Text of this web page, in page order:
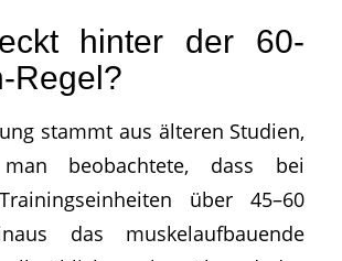
hinter der 60-
Regel?
stammt aus älteren Studien,
beobachtete, dass bei
über 45–60
das muskelaufbauende